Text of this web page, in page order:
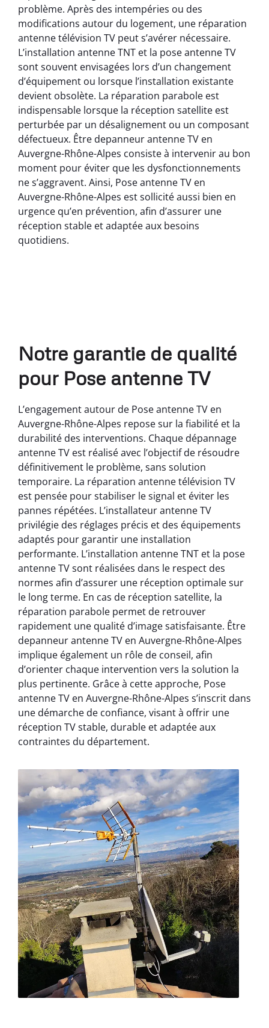
problème. Après des intempéries ou des
modifications autour du logement, une réparation
antenne télévision TV peut s’avérer nécessaire.
L’installation antenne TNT et la pose antenne TV
sont souvent envisagées lors d’un changement
d’équipement ou lorsque l’installation existante
devient obsolète. La réparation parabole est
indispensable lorsque la réception satellite est
perturbée par un désalignement ou un composant
défectueux. Être depanneur antenne TV en
Auvergne-Rhône-Alpes consiste à intervenir au bon
moment pour éviter que les dysfonctionnements
ne s’aggravent. Ainsi, Pose antenne TV en
Auvergne-Rhône-Alpes est sollicité aussi bien en
urgence qu’en prévention, afin d’assurer une
réception stable et adaptée aux besoins
quotidiens.
Notre garantie de qualité
pour Pose antenne TV
L’engagement autour de Pose antenne TV en
Auvergne-Rhône-Alpes repose sur la fiabilité et la
durabilité des interventions. Chaque dépannage
antenne TV est réalisé avec l’objectif de résoudre
définitivement le problème, sans solution
temporaire. La réparation antenne télévision TV
est pensée pour stabiliser le signal et éviter les
pannes répétées. L’installateur antenne TV
privilégie des réglages précis et des équipements
adaptés pour garantir une installation
performante. L’installation antenne TNT et la pose
antenne TV sont réalisées dans le respect des
normes afin d’assurer une réception optimale sur
le long terme. En cas de réception satellite, la
réparation parabole permet de retrouver
rapidement une qualité d’image satisfaisante. Être
depanneur antenne TV en Auvergne-Rhône-Alpes
implique également un rôle de conseil, afin
d’orienter chaque intervention vers la solution la
plus pertinente. Grâce à cette approche, Pose
antenne TV en Auvergne-Rhône-Alpes s’inscrit dans
une démarche de confiance, visant à offrir une
réception TV stable, durable et adaptée aux
contraintes du département.